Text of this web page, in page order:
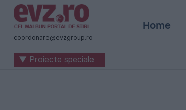
Știri
naționale
internaționale
coordonare@evzgroup.ro
Home
▼ Proiecte speciale